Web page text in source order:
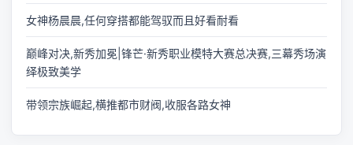
女神杨晨晨,任何穿搭都能驾驭而且好看耐看
巅峰对决,新秀加冕|锋芒·新秀职业模特大赛总决赛,三幕秀场演
绎极致美学
带领宗族崛起,横推都市财阀,收服各路女神